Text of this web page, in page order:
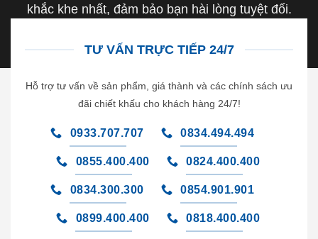
khắc khe nhất, đảm bảo bạn hài lòng tuyệt đối.
TƯ VẤN TRỰC TIẾP 24/7
Hỗ trợ tư vấn về sản phẩm, giá thành và các chính sách ưu
đãi chiết khấu cho khách hàng 24/7!
0933.707.707 0834.494.494
0855.400.400 0824.400.400
0834.300.300 0854.901.901
0899.400.400 0818.400.400